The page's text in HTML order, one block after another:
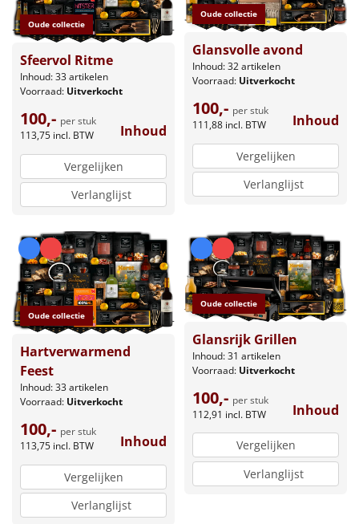
Oude collectie
Sfeervol Ritme
Inhoud: 33 artikelen
Voorraad: Uitverkocht
100,- per stuk
113,75 incl. BTW Inhoud
Vergelijken
Verlanglijst
Oude collectie
Glansvolle avond
Inhoud: 32 artikelen
Voorraad: Uitverkocht
100,- per stuk
111,88 incl. BTW Inhoud
Vergelijken
Verlanglijst
Oude collectie
Hartverwarmend
Feest
Inhoud: 33 artikelen
Voorraad: Uitverkocht
100,- per stuk
113,75 incl. BTW Inhoud
Vergelijken
Verlanglijst
Oude collectie
Glansrijk Grillen
Inhoud: 31 artikelen
Voorraad: Uitverkocht
100,- per stuk
112,91 incl. BTW Inhoud
Vergelijken
Verlanglijst